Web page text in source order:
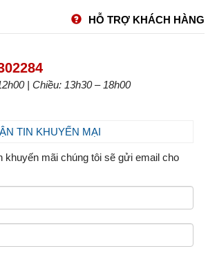
HỖ TRỢ KHÁCH HÀNG
| Chiều: 13h30 – 18h00
TIN KHUYẾN MẠI
khuyến mãi chúng tôi sẽ gửi email cho